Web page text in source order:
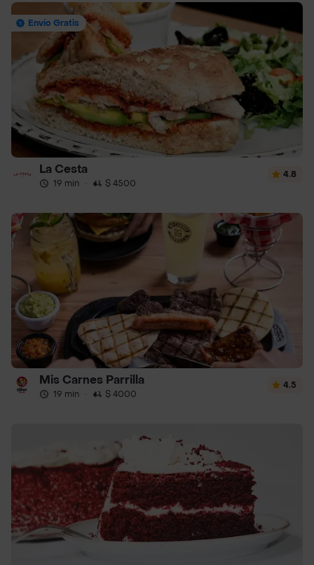
Envío Gratis
La Cesta
19 min · $ 4500
4.8
Mis Carnes Parrilla
19 min · $ 4000
4.5